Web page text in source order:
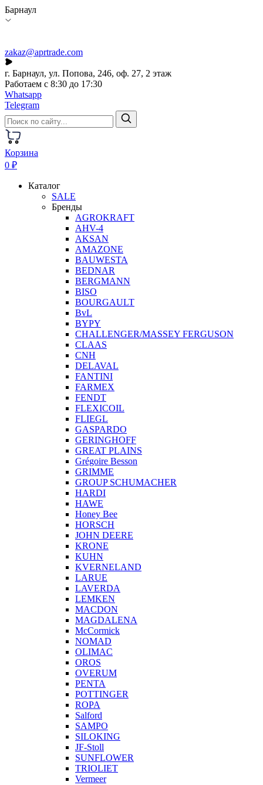
Барнаул
zakaz@aprtrade.com
г. Барнаул, ул. Попова, 246, оф. 27, 2 этаж
Работаем с 8:30 до 17:30
Whatsapp
Telegram
Корзина
0 ₽
Каталог
SALE
Бренды
AGROKRAFT
AHV-4
AKSAN
AMAZONE
BAUWESTA
BEDNAR
BERGMANN
BISO
BOURGAULT
BvL
BYPY
CHALLENGER/MASSEY FERGUSON
CLAAS
CNH
DELAVAL
FANTINI
FARMEX
FENDT
FLEXICOIL
FLIEGL
GASPARDO
GERINGHOFF
GREAT PLAINS
Grégoire Besson
GRIMME
GROUP SCHUMACHER
HARDI
HAWE
Honey Bee
HORSCH
JOHN DEERE
KRONE
KUHN
KVERNELAND
LARUE
LAVERDA
LEMKEN
MACDON
MAGDALENA
McCormick
NOMAD
OLIMAC
OROS
OVERUM
PENTA
POTTINGER
ROPA
Salford
SAMPO
SILOKING
JF-Stoll
SUNFLOWER
TRIOLIET
Vermeer